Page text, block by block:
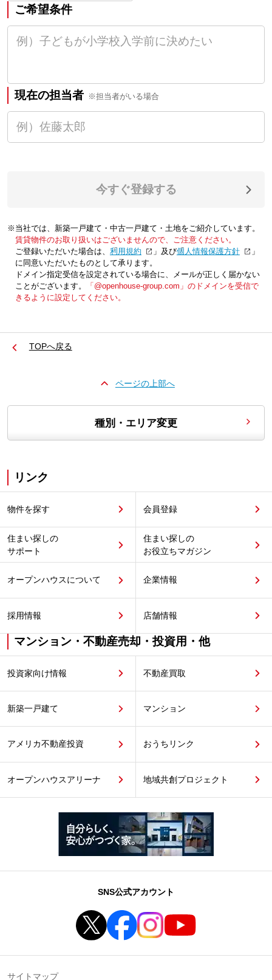
ご希望条件
現在の担当者 ※担当者がいる場合
今すぐ登録する
※当社では、新築一戸建て・中古一戸建て・土地をご紹介しています。
賃貸物件のお取り扱いはございませんので、ご注意ください。
ご登録いただいた場合は、「利用規約 」及び「個人情報保護方針
」
に同意いただいたものとして承ります。
ドメイン指定受信を設定されている場合に、メールが正しく届かない
ことがございます。
「@openhouse-group.com」のドメインを受信で
きるように設定してください。
TOPへ戻る
ページの上部へ
種別・エリア変更
リンク
物件を探す 会員登録
住まい探しの
サポート
住まい探しの
お役立ちマガジン
オープンハウスについて 企業情報
採用情報 店舗情報
マンション・不動産売却・投資用・他
投資家向け情報 不動産買取
新築一戸建て マンション
アメリカ不動産投資 おうちリンク
オープンハウスアリーナ 地域共創プロジェクト
SNS公式アカウント
サイトマップ